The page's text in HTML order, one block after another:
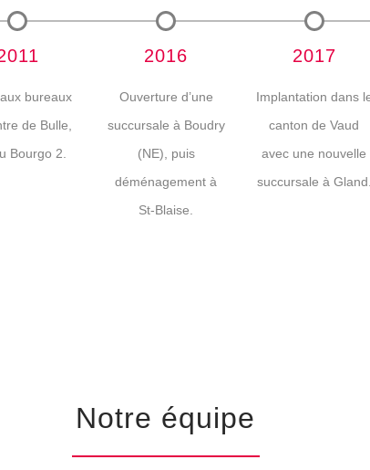
bureaux
de Bulle,
Bourgo 2.
2016
Ouverture d’une
succursale à Boudry
(NE), puis
déménagement à
St-Blaise.
2017
Implantation dans
canton de Vaud
avec une nouvelle
succursale à
Notre équipe